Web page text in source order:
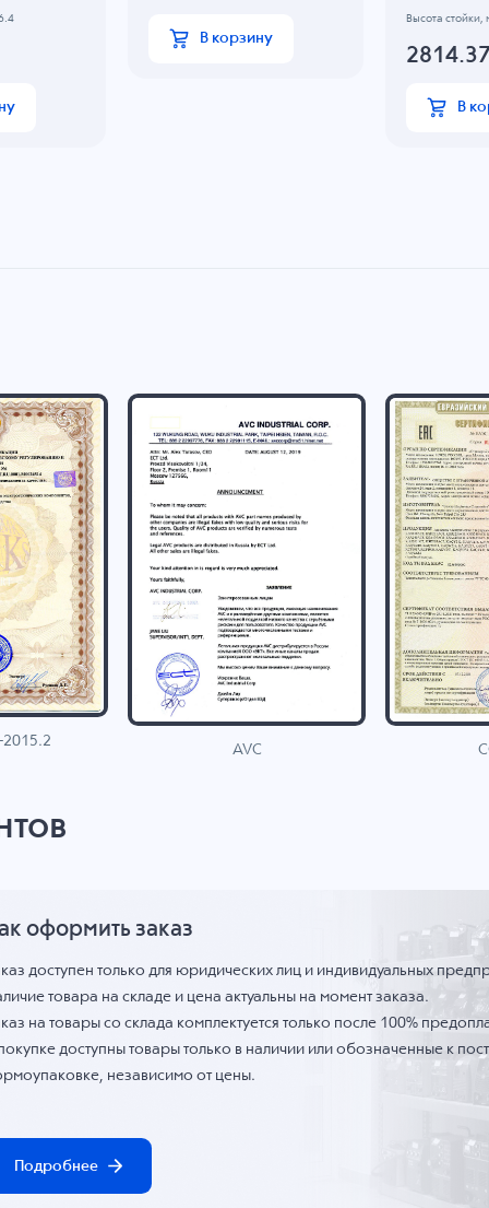
В корзину
Высота стойки,
В
AVC
оформить заказ
доступен только для юридических лиц и индивидуальных
товара на складе и цена актуальны на момент заказа.
на товары со склада комплектуется только после 100%
доступны товары только в наличии или обозначенные к
независимо от цены.
Подробнее